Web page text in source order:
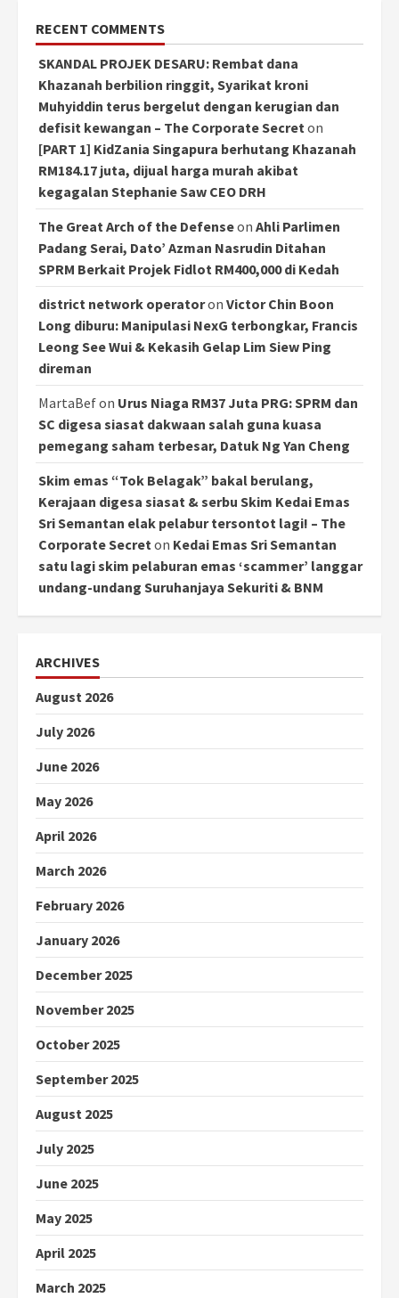
RECENT COMMENTS
SKANDAL PROJEK DESARU: Rembat dana
Khazanah berbilion ringgit, Syarikat kroni
Muhyiddin terus bergelut dengan kerugian dan
defisit kewangan – The Corporate Secreton
[PART 1] KidZania Singapura berhutang Khazanah
RM184.17 juta, dijual harga murah akibat
kegagalan Stephanie Saw CEO DRH
The Great Arch of the Defenseon Ahli Parlimen
Padang Serai, Dato’ Azman Nasrudin Ditahan
SPRM Berkait Projek Fidlot RM400,000 di Kedah
district network operatoron Victor Chin Boon
Long diburu: Manipulasi NexG terbongkar, Francis
Leong See Wui & Kekasih Gelap Lim Siew Ping
direman
MartaBefon Urus Niaga RM37 Juta PRG: SPRM dan
SC digesa siasat dakwaan salah guna kuasa
pemegang saham terbesar, Datuk Ng Yan Cheng
Skim emas “Tok Belagak” bakal berulang,
Kerajaan digesa siasat & serbu Skim Kedai Emas
Sri Semantan elak pelabur tersontot lagi! – The
Corporate Secreton Kedai Emas Sri Semantan
satu lagi skim pelaburan emas ‘scammer’ langgar
undang-undang Suruhanjaya Sekuriti & BNM
ARCHIVES
August 2026
July 2026
June 2026
May 2026
April 2026
March 2026
February 2026
January 2026
December 2025
November 2025
October 2025
September 2025
August 2025
July 2025
June 2025
May 2025
April 2025
March 2025